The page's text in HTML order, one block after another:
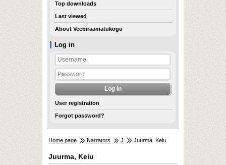
Log in
User registration
Forgot password?
Top downloads
Last viewed
About Veebiraamatukogu
Home page Narrators J Juurma, Keiu
Juurma, Keiu